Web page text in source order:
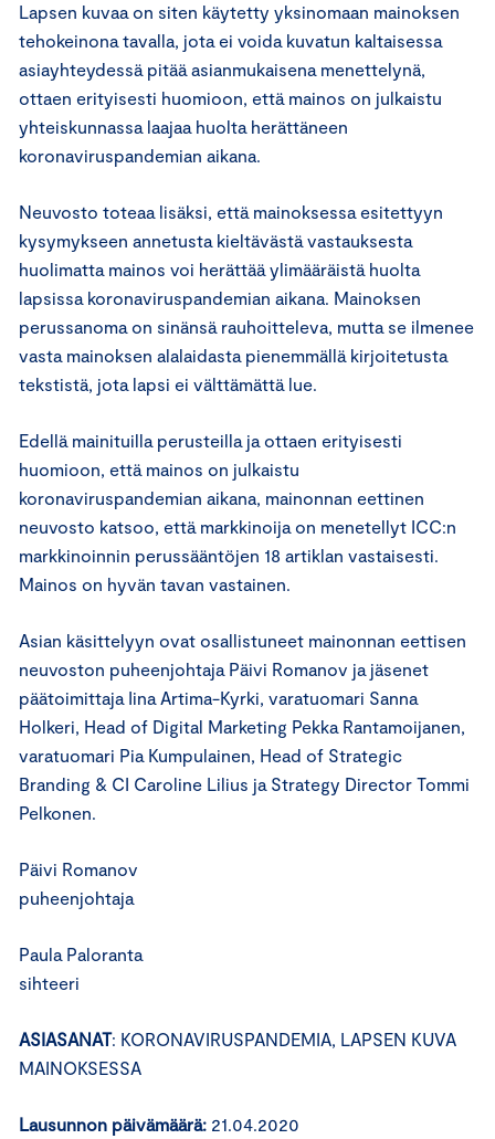
Lapsen kuvaa on siten käytetty yksinomaan mainoksen
tehokeinona tavalla, jota ei voida kuvatun kaltaisessa
asiayhteydessä pitää asianmukaisena menettelynä,
ottaen erityisesti huomioon, että mainos on julkaistu
yhteiskunnassa laajaa huolta herättäneen
koronaviruspandemian aikana.
Neuvosto toteaa lisäksi, että mainoksessa esitettyyn
kysymykseen annetusta kieltävästä vastauksesta
huolimatta mainos voi herättää ylimääräistä huolta
lapsissa koronaviruspandemian aikana. Mainoksen
perussanoma on sinänsä rauhoitteleva, mutta se ilmenee
vasta mainoksen alalaidasta pienemmällä kirjoitetusta
tekstistä, jota lapsi ei välttämättä lue.
Edellä mainituilla perusteilla ja ottaen erityisesti
huomioon, että mainos on julkaistu
koronaviruspandemian aikana, mainonnan eettinen
neuvosto katsoo, että markkinoija on menetellyt ICC:n
markkinoinnin perussääntöjen 18 artiklan vastaisesti.
Mainos on hyvän tavan vastainen.
Asian käsittelyyn ovat osallistuneet mainonnan eettisen
neuvoston puheenjohtaja Päivi Romanov ja jäsenet
päätoimittaja Iina Artima-Kyrki, varatuomari Sanna
Holkeri, Head of Digital Marketing Pekka Rantamoijanen,
varatuomari Pia Kumpulainen, Head of Strategic
Branding & CI Caroline Lilius ja Strategy Director Tommi
Pelkonen.
Päivi Romanov
puheenjohtaja
Paula Paloranta
sihteeri
ASIASANAT: KORONAVIRUSPANDEMIA, LAPSEN KUVA
MAINOKSESSA
Lausunnon päivämäärä: 21.04.2020